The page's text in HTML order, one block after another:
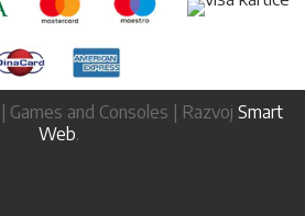
Games and Consoles | Razvoj Smart
Web.